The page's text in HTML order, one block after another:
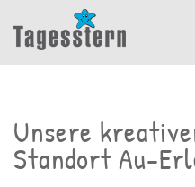
Unsere
Standort Au-